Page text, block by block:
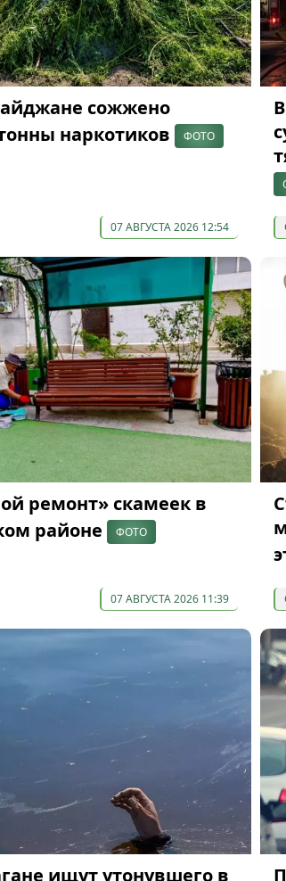
сожжено
наркотиков
ФОТО
07 АВГУСТА 2026 12:54
ремонт» скамеек в
районе
ФОТО
07 АВГУСТА 2026 11:39
ищут утонувшего в